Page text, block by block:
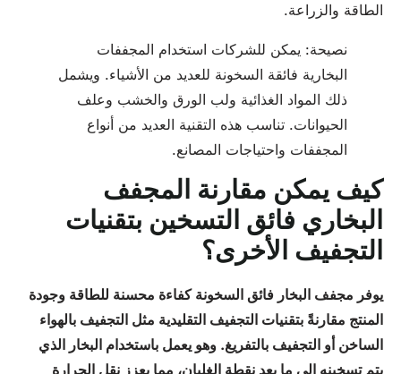
الطاقة والزراعة.
نصيحة: يمكن للشركات استخدام المجففات
البخارية فائقة السخونة للعديد من الأشياء. ويشمل
ذلك المواد الغذائية ولب الورق والخشب وعلف
الحيوانات. تناسب هذه التقنية العديد من أنواع
المجففات واحتياجات المصانع.
كيف يمكن مقارنة المجفف
البخاري فائق التسخين بتقنيات
التجفيف الأخرى؟
يوفر مجفف البخار فائق السخونة كفاءة محسنة للطاقة وجودة
المنتج مقارنةً بتقنيات التجفيف التقليدية مثل التجفيف بالهواء
الساخن أو التجفيف بالتفريغ. وهو يعمل باستخدام البخار الذي
يتم تسخينه إلى ما بعد نقطة الغليان، مما يعزز نقل الحرارة